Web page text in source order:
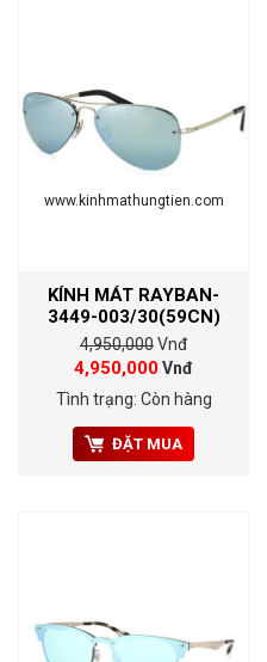
www.kinhmathungtien.com
KÍNH MÁT RAYBAN-
3449-003/30(59CN)
4,950,000Vnđ
4,950,000Vnđ
Tình trạng: Còn hàng
ĐẶT MUA